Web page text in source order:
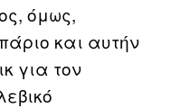
όμως,
και αυτήν
για τον